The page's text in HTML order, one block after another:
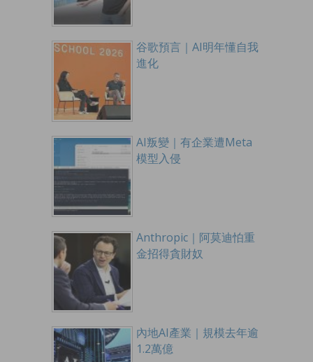
谷歌預言｜AI明年懂自我
進化
AI叛變｜有企業遭Meta
模型入侵
Anthropic｜阿莫迪怕重
金招得貪財奴
內地AI產業｜規模去年逾
1.2萬億